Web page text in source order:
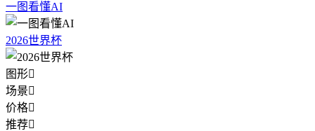
一图看懂AI
2026世界杯
图形
场景
价格
推荐